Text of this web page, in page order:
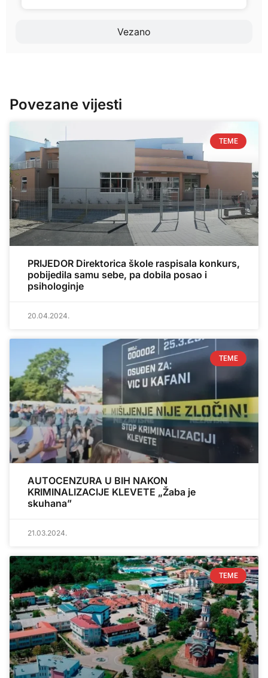
Vezano
Povezane vijesti
TEME
PRIJEDOR Direktorica škole raspisala konkurs,
pobijedila samu sebe, pa dobila posao i
psihologinje
20.04.2024.
TEME
AUTOCENZURA U BIH NAKON
KRIMINALIZACIJE KLEVETE „Žaba je
skuhana”
21.03.2024.
TEME